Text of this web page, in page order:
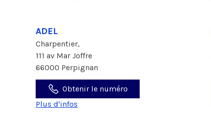
ADEL
Charpentier,
111 av Mar Joffre
66000 Perpignan
Obtenir le numéro
Plus d'infos